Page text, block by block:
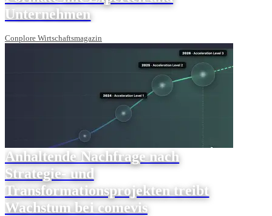
Unternehmen
Conplore Wirtschaftsmagazin
Anhaltende Nachfrage nach
Strategie- und
Transformationsprojekten treibt
Wachstum bei comevis